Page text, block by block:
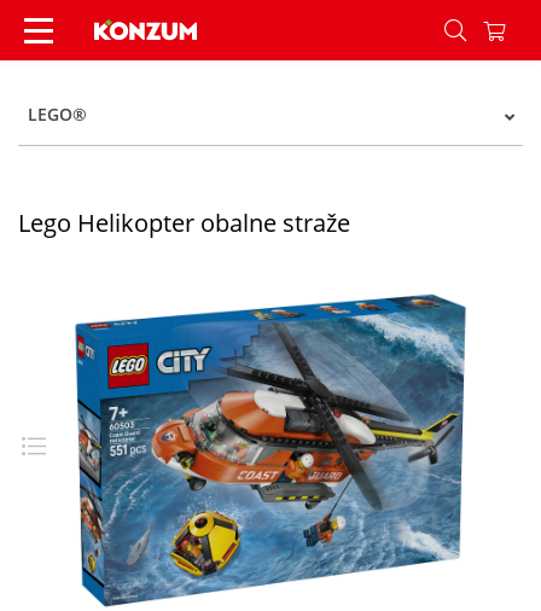
Lego Helikopter obalne straže - Konzum
LEGO®
Lego Helikopter obalne straže